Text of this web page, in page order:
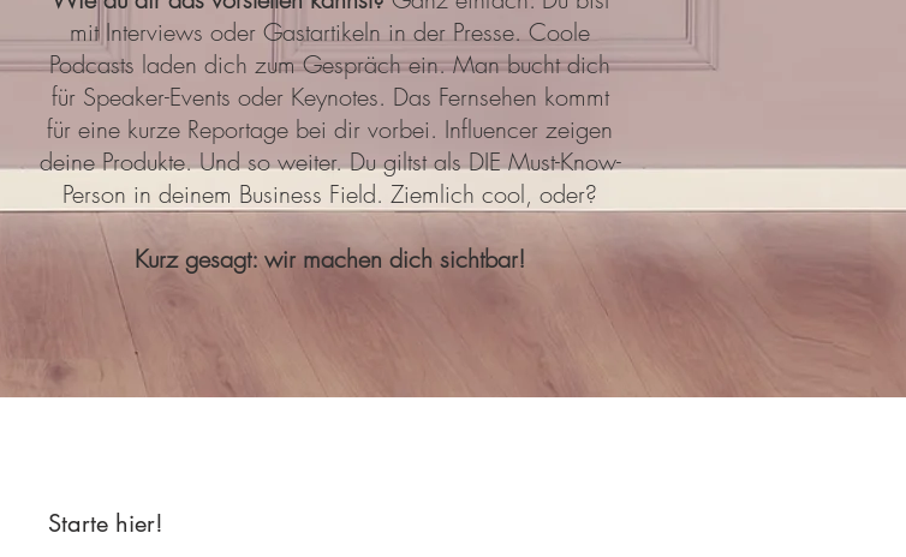
mit Interviews oder Gastartikeln in der Presse. Coole
Podcasts laden dich zum Gespräch ein. Man bucht dich
für Speaker-Events oder Keynotes. Das Fernsehen kommt
für eine kurze Reportage bei dir vorbei. Influencer zeigen
deine Produkte. Und so weiter. Du giltst als DIE Must-Know-
Person in deinem Business Field. Ziemlich cool, oder?
Kurz gesagt: wir machen dich sichtbar!
Starte hier!